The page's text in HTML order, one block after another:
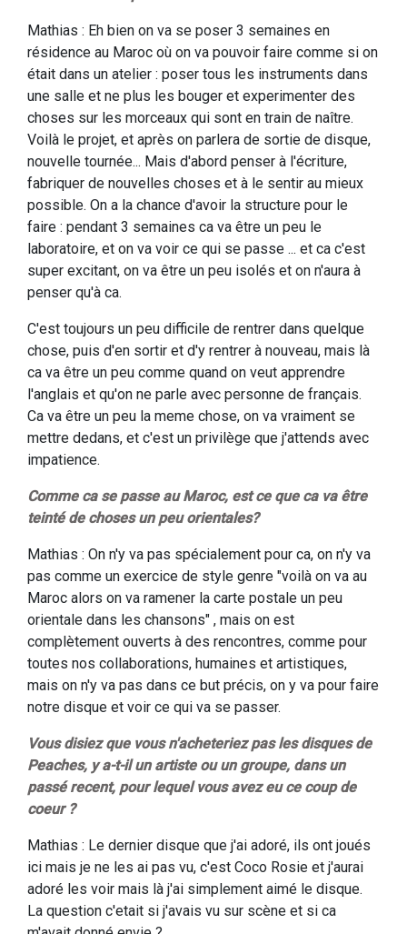
Mathias : Eh bien on va se poser 3 semaines en
résidence au Maroc où on va pouvoir faire comme si on
était dans un atelier : poser tous les instruments dans
une salle et ne plus les bouger et experimenter des
choses sur les morceaux qui sont en train de naître.
Voilà le projet, et après on parlera de sortie de disque,
nouvelle tournée... Mais d'abord penser à l'écriture,
fabriquer de nouvelles choses et à le sentir au mieux
possible. On a la chance d'avoir la structure pour le
faire : pendant 3 semaines ca va être un peu le
laboratoire, et on va voir ce qui se passe ... et ca c'est
super excitant, on va être un peu isolés et on n'aura à
penser qu'à ca.
C'est toujours un peu difficile de rentrer dans quelque
chose, puis d'en sortir et d'y rentrer à nouveau, mais là
ca va être un peu comme quand on veut apprendre
l'anglais et qu'on ne parle avec personne de français.
Ca va être un peu la meme chose, on va vraiment se
mettre dedans, et c'est un privilège que j'attends avec
impatience.
Comme ca se passe au Maroc, est ce que ca va être
teinté de choses un peu orientales?
Mathias : On n'y va pas spécialement pour ca, on n'y va
pas comme un exercice de style genre "voilà on va au
Maroc alors on va ramener la carte postale un peu
orientale dans les chansons" , mais on est
complètement ouverts à des rencontres, comme pour
toutes nos collaborations, humaines et artistiques,
mais on n'y va pas dans ce but précis, on y va pour faire
notre disque et voir ce qui va se passer.
Vous disiez que vous n'acheteriez pas les disques de
Peaches, y a-t-il un artiste ou un groupe, dans un
passé recent, pour lequel vous avez eu ce coup de
coeur ?
Mathias : Le dernier disque que j'ai adoré, ils ont joués
ici mais je ne les ai pas vu, c'est Coco Rosie et j'aurai
adoré les voir mais là j'ai simplement aimé le disque.
La question c'etait si j'avais vu sur scène et si ca